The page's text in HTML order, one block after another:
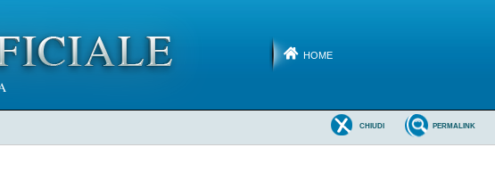
HOME
PERMALINK
CHIUDI